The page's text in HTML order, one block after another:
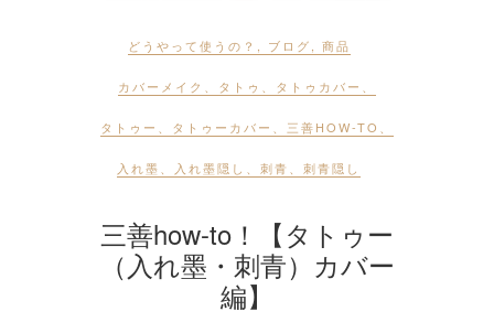
どうやって使うの？ ブログ 商品
カバーメイク タトゥ タトゥカバー
タトゥー タトゥーカバー 三善HOW-TO
入れ墨 入れ墨隠し 刺青 刺青隠し
三善how-to！【タトゥー
（入れ墨・刺青）カバー
編】